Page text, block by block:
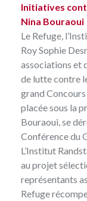
Initiatives
Nina Bouraoui
Le Refuge,
Roy Sophie
associations et
de lutte contre
grand
placée sous la
Bouraoui, se
Conférence du
L’Institut
au projet
représentants
Refuge